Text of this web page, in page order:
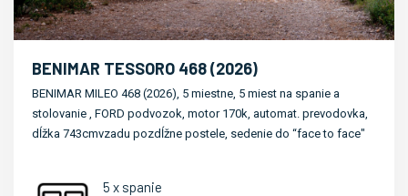
BENIMAR TESSORO 468 (2026)
BENIMAR MILEO 468 (2026), 5 miestne, 5 miest na spanie a
stolovanie , FORD podvozok, motor 170k, automat. prevodovka,
dĺžka 743cmvzadu pozdĺžne postele, sedenie do “face to face"
5 x spanie